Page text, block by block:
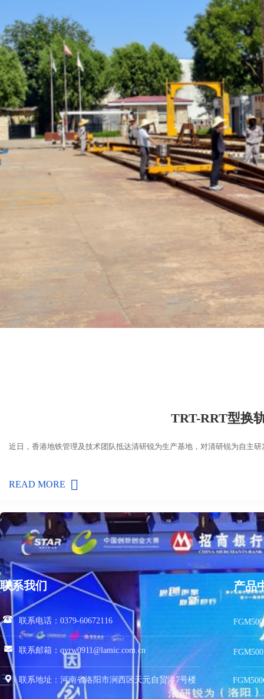
TRT-RRT型换
近日，香港地铁管理及技术团队抵达清研锐为生产基地，对清研锐为自主研
READ MORE
联系电话： 0379-60672116
联系邮箱：qyrw0911@lamic.com.cn
联系地址：河南省洛阳市涧西区天元自贸港7号楼
联系我们 产品